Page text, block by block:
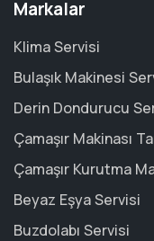
Markalar
Klima Servisi
Bulaşık Makinesi
Derin Dondurucu
Çamaşır Makinası
Çamaşır Kurutma
Beyaz Eşya Servisi
Buzdolabı Servisi